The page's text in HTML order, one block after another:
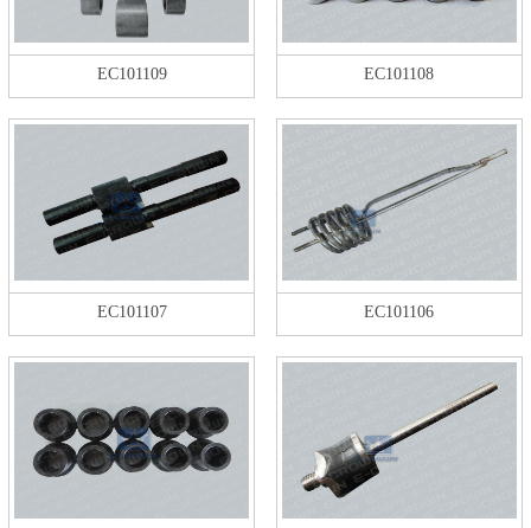
EC101109 EC101108
EC101107 EC101106